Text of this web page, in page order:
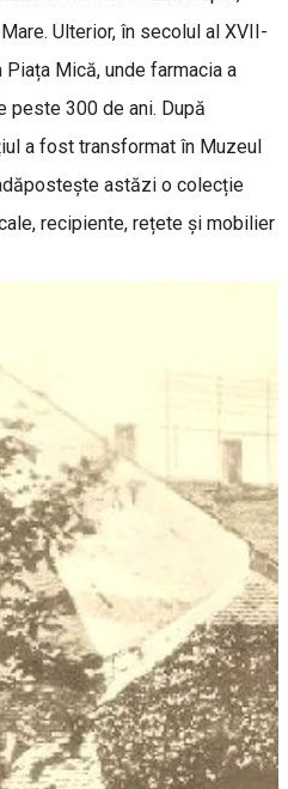
Ulterior, în secolul al XVII-
Mică, unde farmacia a
peste 300 de ani. După
a fost transformat în Muzeul
astăzi o colecție
recipiente, rețete și mobilier